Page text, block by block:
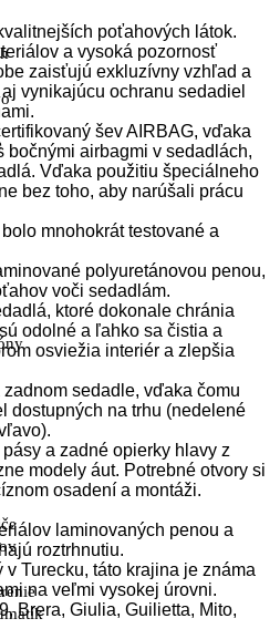
poťahových látok.
a vysoká pozornosť
zaisťujú exkluzívny vzhľad a
vynikajúcu ochranu sedadiel
šev AIRBAG, vďaka
bočnými airbagmi v sedadlách,
Vďaka použitiu špeciálneho
bez toho, aby narúšali prácu
mnohokrát testované a
polyuretánovou penou,
voči sedadlám.
ktoré dokonale chránia
odolné a ľahko sa čistia a
osviežia interiér a zlepšia
sedadle, vďaka čomu
dostupných na trhu (nedelené
a zadné opierky hlavy z
modely áut. Potrebné otvory si
osadení a montáži.
laminovaných penou a
roztrhnutiu.
Turecku, táto krajina je známa
na veľmi vysokej úrovni.
Brera, Giulia, Guilietta, Mito,